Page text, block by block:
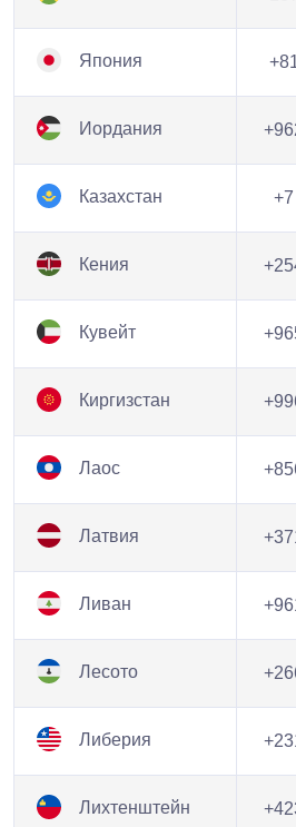
Япония
Иордания
Казахстан +7
Кения
Кувейт
Киргизстан
Лаос
Латвия
Ливан
Лесото
Либерия
Лихтенштейн